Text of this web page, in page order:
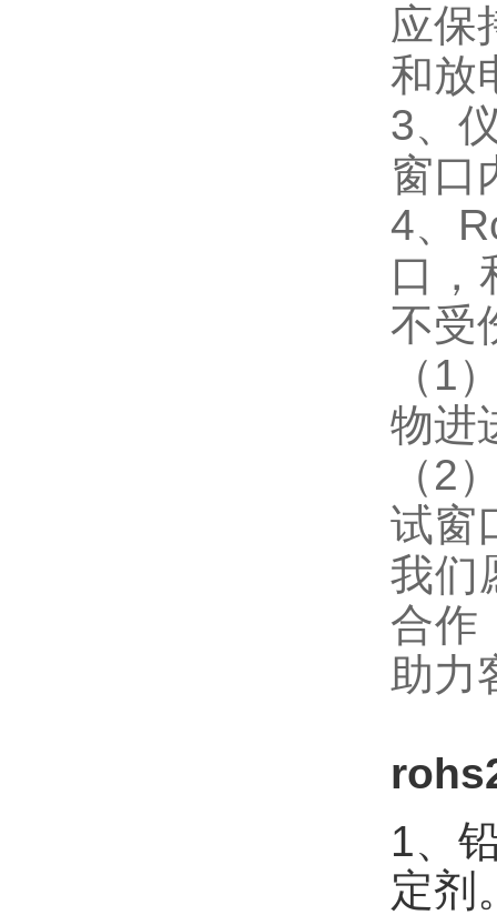
应保
和放
3、
窗口
4、
口，
不受
（1
物进
（2
试窗
我们
合作
助力
1、
定剂